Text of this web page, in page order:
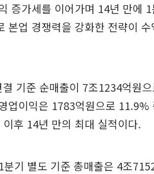
증가세를 이어가며 14년 만에
본업 경쟁력을 강화한 전략이
기준 순매출이 7조1234억원
업이익은 1783억원으로 11.9%
후 14년 만의 최대 실적이다.
기 별도 기준 총매출은 4조